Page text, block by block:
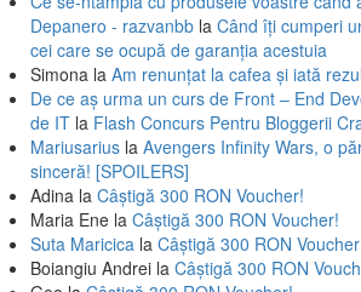
Depanero - razvanbb la Când îți cumperi
cei care se ocupă de garanția acestuia
Simona la Am renunțat la cafea și iată
De ce aș urma un curs de Front – End
de IT la Flash Concurs Pentru Bloggerii
Mariusarius la Avengers Infinity Wars, o
sinceră! [SPOILERS]
Adina la Câștigă 300 RON Voucher!
Maria Ene la Câștigă 300 RON Voucher!
Suta Maricica la Câștigă 300 RON
Boiangiu Andrei la Câștigă 300 RON